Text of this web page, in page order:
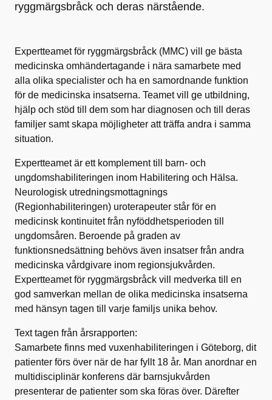
ryggmärgsbråck och deras närstående.
Expertteamet för ryggmärgsbråck (MMC) vill ge bästa
medicinska omhändertagande i nära samarbete med
alla olika specialister och ha en samordnande funktion
för de medicinska insatserna. Teamet vill ge utbildning,
hjälp och stöd till dem som har diagnosen och till deras
familjer samt skapa möjligheter att träffa andra i samma
situation.
Expertteamet är ett komplement till barn- och
ungdomshabiliteringen inom Habilitering och Hälsa.
Neurologisk utredningsmottagnings
(Regionhabiliteringen) uroterapeuter står för en
medicinsk kontinuitet från nyföddhetsperioden till
ungdomsåren. Beroende på graden av
funktionsnedsättning behövs även insatser från andra
medicinska vårdgivare inom regionsjukvården.
Expertteamet för ryggmärgsbråck vill medverka till en
god samverkan mellan de olika medicinska insatserna
med hänsyn tagen till varje familjs unika behov.
Text tagen från årsrapporten:
Samarbete finns med vuxenhabiliteringen i Göteborg, dit
patienter förs över när de har fyllt 18 år. Man anordnar en
multidisciplinär konferens där barnsjukvården
presenterar de patienter som ska föras över. Därefter